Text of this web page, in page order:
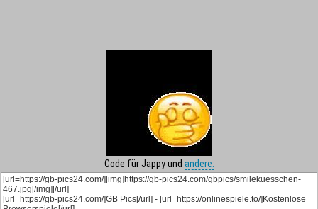
Code für Jappy und andere: